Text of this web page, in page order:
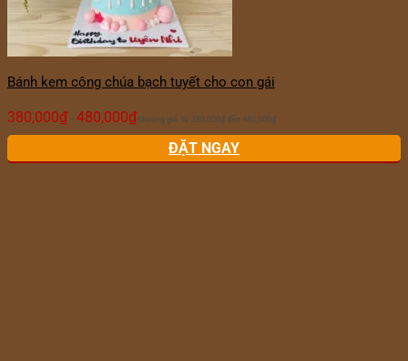
Bánh kem công chúa bạch tuyết cho con gái
380,000₫ – 480,000₫ Khoảng giá: từ 380,000₫ đến 480,000₫
ĐẶT NGAY